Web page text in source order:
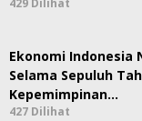
429 Dilihat
Ekonomi Indonesia
Selama Sepuluh
Kepemimpinan…
427 Dilihat